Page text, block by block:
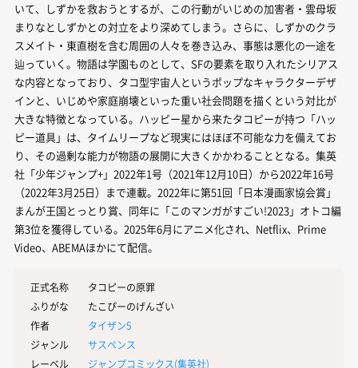
いて、しずかを救おうとするが、この行動がいじめの加害者・雲母坂
まりなとしずかとの対立をより深めてしまう。さらに、しずかのクラ
スメイト・東直樹を含む周囲の人々を巻き込み、事態は悪化の一途を
辿っていく。物語は学園ものとして、SFの要素を取り入れたシリアス
な内容となっており、タコ型宇宙人というポップなキャラクターデザ
インと、いじめや家庭崩壊といった重い社会問題を描くという対比が
大きな特徴となっている。ハッピー星から来たタコピーが持つ「ハッ
ピー道具」は、タイムリープなど現実にはほぼ不可能な力を備えてお
り、その過剰な能力が物語の展開に大きくかかわることとなる。集英
社「少年ジャンプ+」2022年1号（2021年12月10日）から2022年16号
（2022年3月25日）まで連載。2022年に第51回「日本漫画家協会賞」
まんが王国とっとり賞、同年に「このマンガがすごい!2023」オトコ編
第3位を獲得している。2025年6月にアニメ化され、Netflix、Prime
Video、ABEMAほかにて配信。
正式名称
タコピーの原罪
ふりがな
たこぴーのげんざい
作者
タイザン5
ジャンル
サスペンス
レーベル
ジャンプコミックス(集英社)